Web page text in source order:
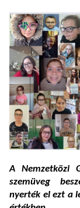
A Nemzetközi
szemüveg
nyerték el ezt a